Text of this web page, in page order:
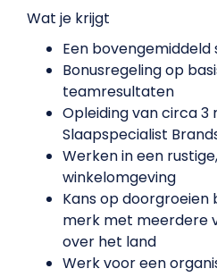
Wat je krijgt
Een bovengemiddeld
Bonusregeling op
teamresultaten
Opleiding van circa 3
Slaapspecialist
Werken in een
winkelomgeving
Kans op doorgroeien
merk met meerdere
over het land
Werk voor een